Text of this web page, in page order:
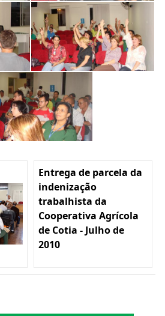
Entrega de parcela da
indenização
trabalhista da
Cooperativa Agrícola
de Cotia - Julho de
2010